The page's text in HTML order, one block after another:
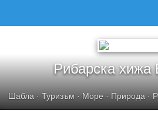
Рибарска хижа
Шабла · Туризъм · Море · Природа ·